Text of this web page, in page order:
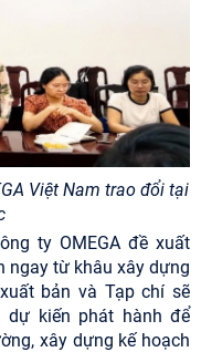
Việt Nam trao đổi tại
ty OMEGA đề xuất
ngay từ khâu xây dựng
bản và Tạp chí sẽ
dự kiến phát hành để
xây dựng kế hoạch